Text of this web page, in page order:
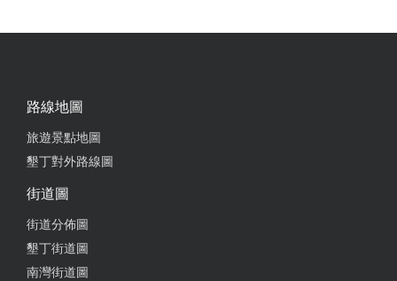
路線地圖
旅遊景點地圖
墾丁對外路線圖
街道圖
街道分佈圖
墾丁街道圖
南灣街道圖